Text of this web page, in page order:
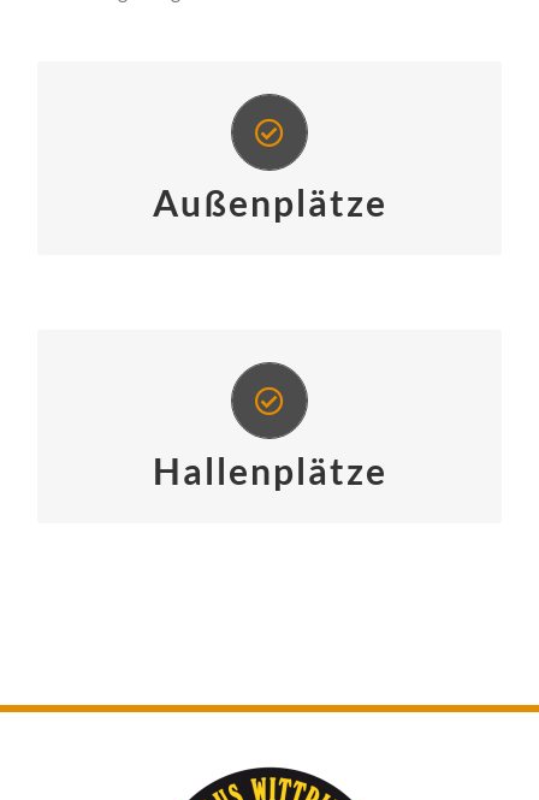
Außenplätze
Jetzt zu unseren
Außenplätzen
Hallenplätze
Jetzt zu unseren
Hallenplätzen!